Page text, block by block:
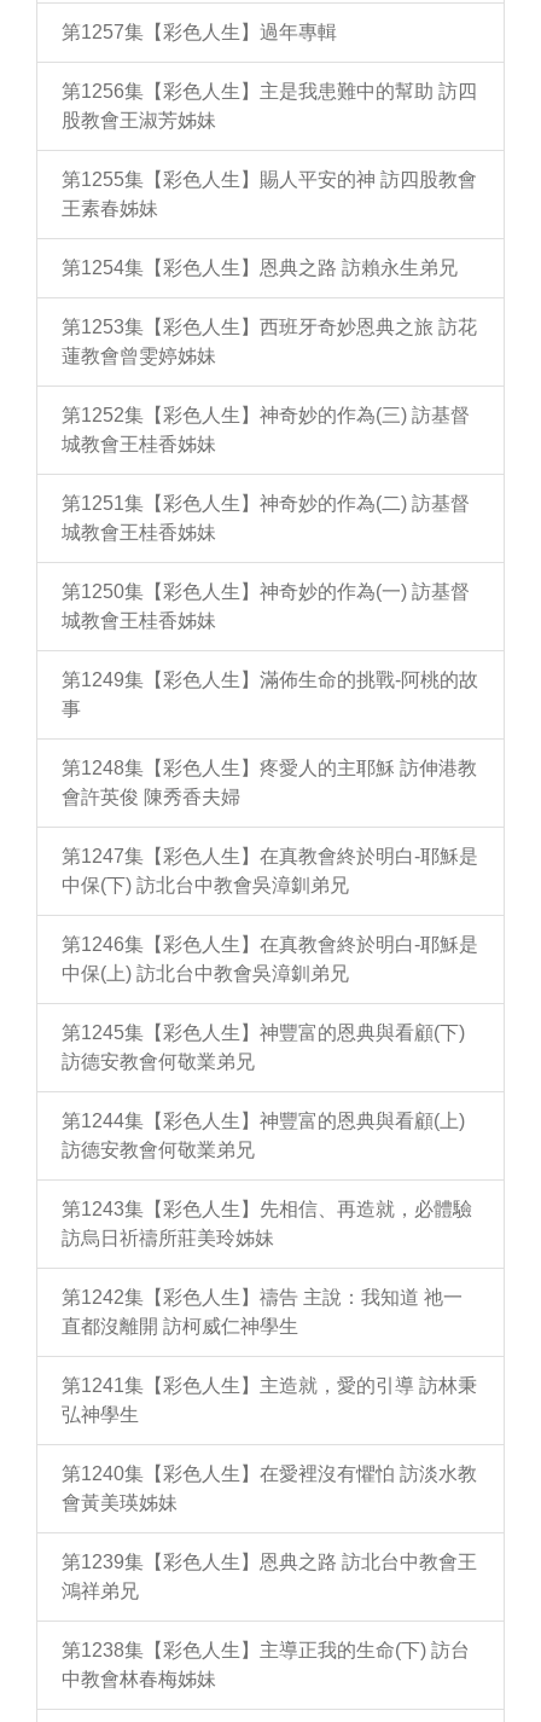
第1257集【彩色人生】過年專輯
第1256集【彩色人生】主是我患難中的幫助 訪四
股教會王淑芳姊妹
第1255集【彩色人生】賜人平安的神 訪四股教會
王素春姊妹
第1254集【彩色人生】恩典之路 訪賴永生弟兄
第1253集【彩色人生】西班牙奇妙恩典之旅 訪花
蓮教會曾雯婷姊妹
第1252集【彩色人生】神奇妙的作為(三) 訪基督
城教會王桂香姊妹
第1251集【彩色人生】神奇妙的作為(二) 訪基督
城教會王桂香姊妹
第1250集【彩色人生】神奇妙的作為(一) 訪基督
城教會王桂香姊妹
第1249集【彩色人生】滿佈生命的挑戰-阿桃的故
事
第1248集【彩色人生】疼愛人的主耶穌 訪伸港教
會許英俊 陳秀香夫婦
第1247集【彩色人生】在真教會終於明白-耶穌是
中保(下) 訪北台中教會吳漳釧弟兄
第1246集【彩色人生】在真教會終於明白-耶穌是
中保(上) 訪北台中教會吳漳釧弟兄
第1245集【彩色人生】神豐富的恩典與看顧(下)
訪德安教會何敬業弟兄
第1244集【彩色人生】神豐富的恩典與看顧(上)
訪德安教會何敬業弟兄
第1243集【彩色人生】先相信、再造就，必體驗
訪烏日祈禱所莊美玲姊妹
第1242集【彩色人生】禱告 主說：我知道 祂一
直都沒離開 訪柯威仁神學生
第1241集【彩色人生】主造就，愛的引導 訪林秉
弘神學生
第1240集【彩色人生】在愛裡沒有懼怕 訪淡水教
會黃美瑛姊妹
第1239集【彩色人生】恩典之路 訪北台中教會王
鴻祥弟兄
第1238集【彩色人生】主導正我的生命(下) 訪台
中教會林春梅姊妹